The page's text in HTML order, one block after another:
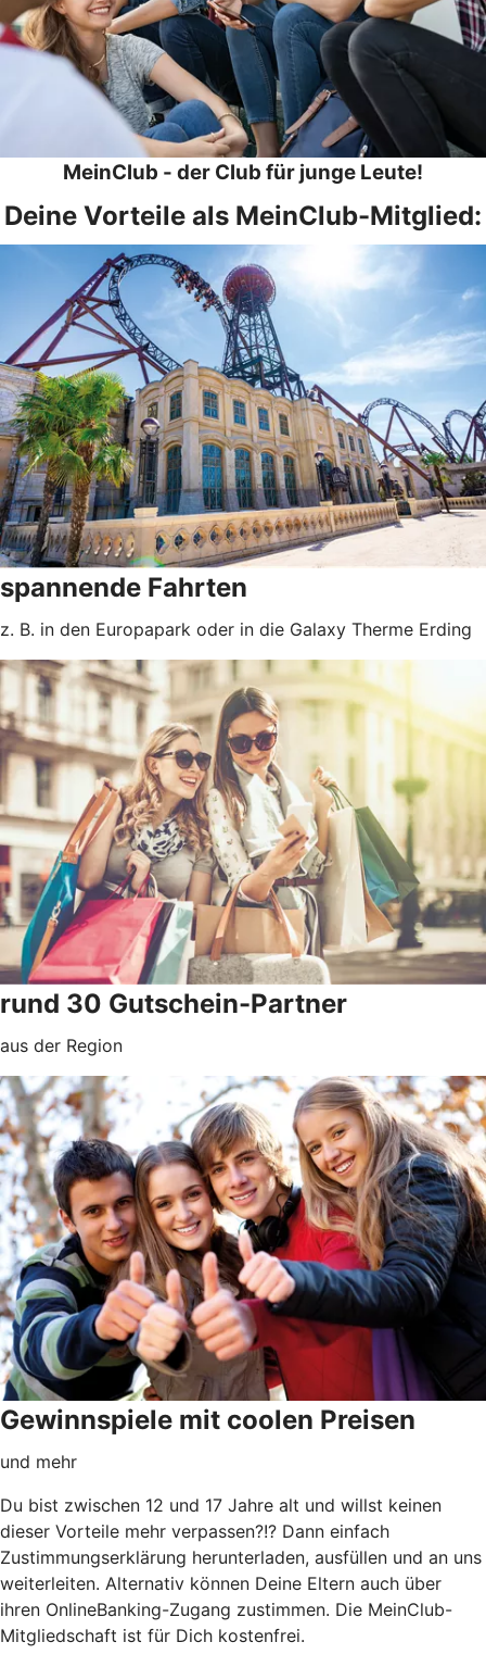
MeinClub - der Club für junge Leute!
Deine Vorteile als MeinClub-Mitglied:
spannende Fahrten
z. B. in den Europapark oder in die Galaxy Therme Erding
rund 30 Gutschein-Partner
aus der Region
Gewinnspiele mit coolen Preisen
und mehr
Du bist zwischen 12 und 17 Jahre alt und willst keinen
dieser Vorteile mehr verpassen?!? Dann einfach
Zustimmungserklärung herunterladen, ausfüllen und an uns
weiterleiten. Alternativ können Deine Eltern auch über
ihren OnlineBanking-Zugang zustimmen. Die MeinClub-
Mitgliedschaft ist für Dich kostenfrei.